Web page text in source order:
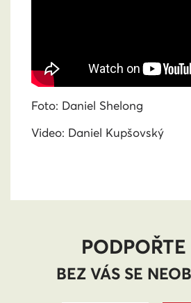
Foto: Daniel Shelong
Video: Daniel Kupšovský
BEZ VÁS SE